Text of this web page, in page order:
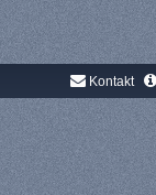
Kontakt